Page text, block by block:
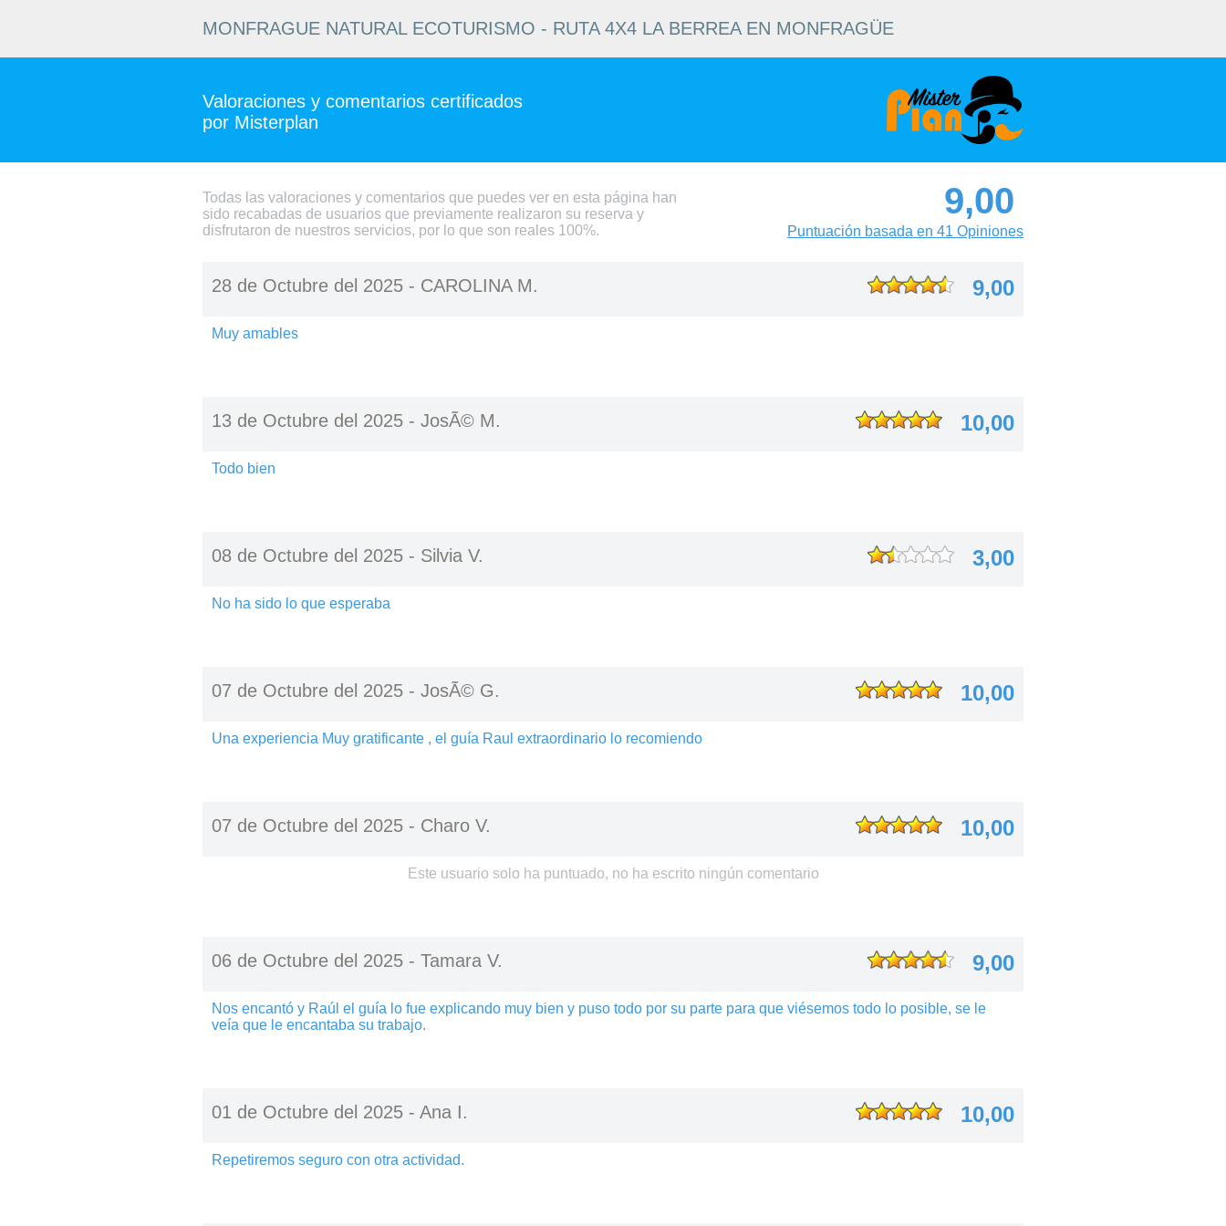
MONFRAGUE NATURAL ECOTURISMO - RUTA 4X4 LA BERREA EN MONFRAGÜE
Valoraciones y comentarios certificados
por Misterplan
Todas las valoraciones y comentarios que puedes ver en esta página han
sido recabadas de usuarios que previamente realizaron su reserva y
disfrutaron de nuestros servicios, por lo que son reales 100%.
9,00
Puntuación basada en 41 Opiniones
28 de Octubre del 2025 - CAROLINA M. 9,00
Muy amables
13 de Octubre del 2025 - JosÃ© M. 10,00
Todo bien
08 de Octubre del 2025 - Silvia V. 3,00
No ha sido lo que esperaba
07 de Octubre del 2025 - JosÃ© G. 10,00
Una experiencia Muy gratificante , el guía Raul extraordinario lo recomiendo
07 de Octubre del 2025 - Charo V. 10,00
Este usuario solo ha puntuado, no ha escrito ningún comentario
06 de Octubre del 2025 - Tamara V. 9,00
Nos encantó y Raúl el guía lo fue explicando muy bien y puso todo por su parte para que viésemos todo lo posible, se le
veía que le encantaba su trabajo.
01 de Octubre del 2025 - Ana I. 10,00
Repetiremos seguro con otra actividad.